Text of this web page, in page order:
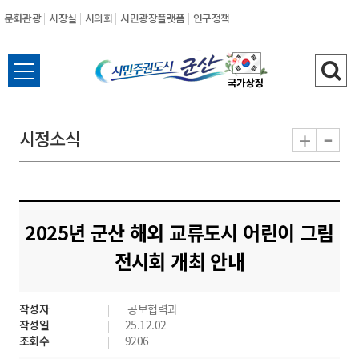
문화관광 시장실 시의회 시민광장플랫폼 인구정책
시
민
도
시
군
산
전
체
뉴
열
검
색
기
시정소식 + -
2025년 군산 해외 교류도시 어린이 그림
전시회 개최 안내
작성자
공보협력과
작성일
25.12.02
조회수
9206